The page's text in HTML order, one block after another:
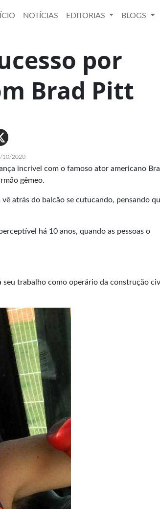
NOTÍCIAS EDITORIAS BLOGS
por
Brad Pitt
10/2020
incrível com o famoso ator americano
gêmeo.
atrás do balcão se cutucando, pensando
há 10 anos, quando as pessoas o
trabalho como operário da construção